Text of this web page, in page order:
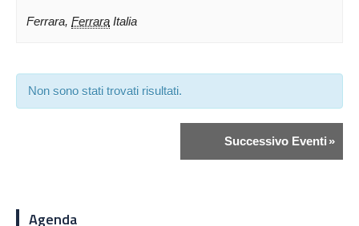
Ferrara, Ferrara Italia
Non sono stati trovati risultati.
Successivo Eventi »
Agenda